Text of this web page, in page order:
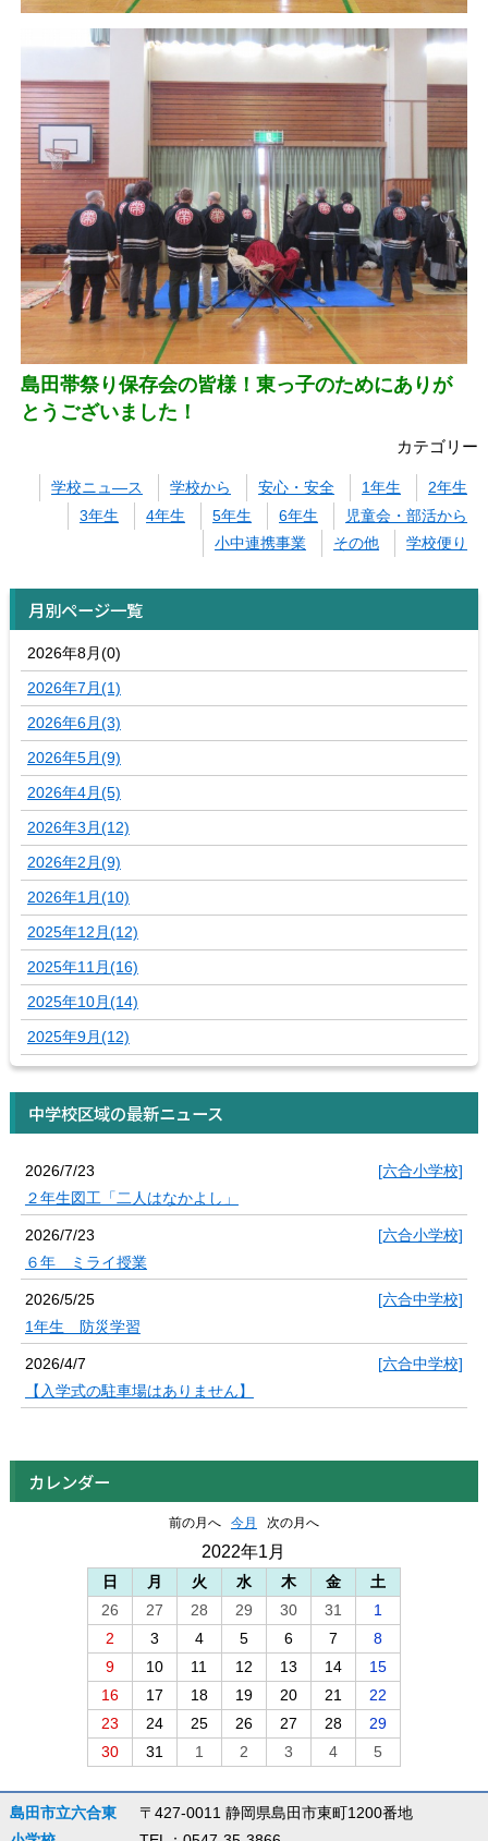
島田帯祭り保存会の皆様！東っ子のためにありが
とうございました！
カテゴリー
学校ニュ―ス 学校から 安心・安全 1年生
2年生
3年生
4年生 5年生 6年生
児童会・部活から
小中連携事業
その他 学校便り
月別ページ一覧
2026年8月(0)
2026年7月(1)
2026年6月(3)
2026年5月(9)
2026年4月(5)
2026年3月(12)
2026年2月(9)
2026年1月(10)
2025年12月(12)
2025年11月(16)
2025年10月(14)
2025年9月(12)
中学校区域の最新ニュース
2026/7/23
[六合小学校]
２年生図工「二人はなかよし」
2026/7/23
[六合小学校]
６年 ミライ授業
2026/5/25
[六合中学校]
1年生 防災学習
2026/4/7
[六合中学校]
【入学式の駐車場はありません】
カレンダー
前の月へ 今月 次の月へ
2022年1月
日 月 火 水 木 金
土
26
27 28 29 30 31
1
2
3 4 5 6 7
8
9
10 11 12 13 14
15
16
17 18 19 20 21
22
23
24 25 26 27 28
29
30
31 1 2 3 4 5
島田市立六合東
〒427-0011 静岡県島田市東町1200番地